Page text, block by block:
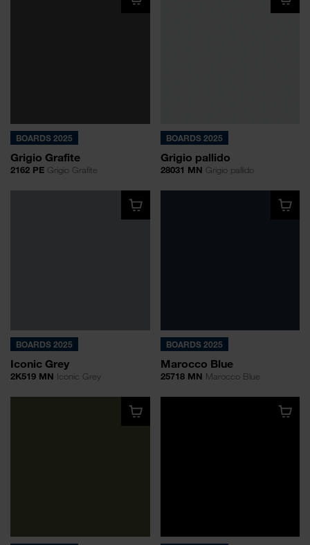
BOARDS 2025
Grigio Grafite
2162 PE Grigio Grafite
BOARDS 2025
Grigio pallido
28031 MN Grigio pallido
BOARDS 2025
Iconic Grey
2K519 MN Iconic Grey
BOARDS 2025
Marocco Blue
25718 MN Marocco Blue